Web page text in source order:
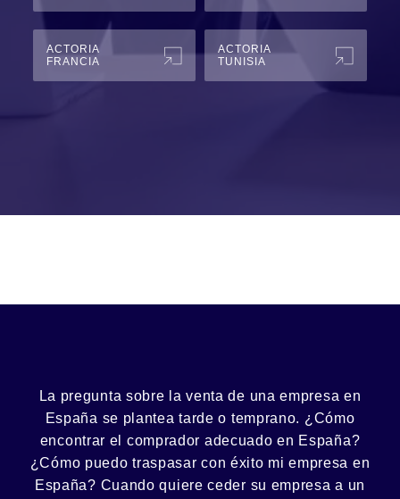
ACTORIA
FRANCIA
ACTORIA
TUNISIA
La pregunta sobre la venta de unaempresa en
España se plantea tarde o temprano. ¿Cómo
encontrar el comprador adecuado en España?
¿Cómo puedotraspasar con éxito mi empresa en
España? Cuando quiere ceder su empresa a un